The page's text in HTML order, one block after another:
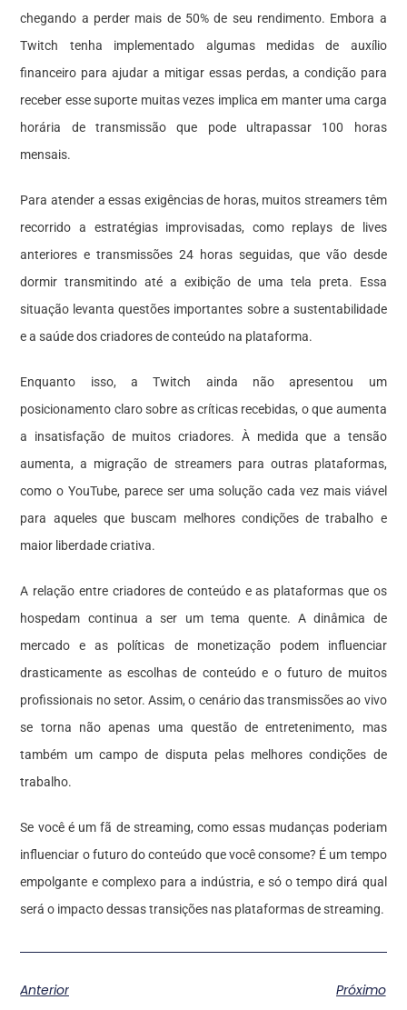
chegando a perder mais de 50% de seu rendimento. Embora a
Twitch tenha implementado algumas medidas de auxílio
financeiro para ajudar a mitigar essas perdas, a condição para
receber esse suporte muitas vezes implica em manter uma carga
horária de transmissão que pode ultrapassar 100 horas
mensais.
Para atender a essas exigências de horas, muitos streamers têm
recorrido a estratégias improvisadas, como replays de lives
anteriores e transmissões 24 horas seguidas, que vão desde
dormir transmitindo até a exibição de uma tela preta. Essa
situação levanta questões importantes sobre a sustentabilidade
e a saúde dos criadores de conteúdo na plataforma.
Enquanto isso, a Twitch ainda não apresentou um
posicionamento claro sobre as críticas recebidas, o que aumenta
a insatisfação de muitos criadores. À medida que a tensão
aumenta, a migração de streamers para outras plataformas,
como o YouTube, parece ser uma solução cada vez mais viável
para aqueles que buscam melhores condições de trabalho e
maior liberdade criativa.
A relação entre criadores de conteúdo e as plataformas que os
hospedam continua a ser um tema quente. A dinâmica de
mercado e as políticas de monetização podem influenciar
drasticamente as escolhas de conteúdo e o futuro de muitos
profissionais no setor. Assim, o cenário das transmissões ao vivo
se torna não apenas uma questão de entretenimento, mas
também um campo de disputa pelas melhores condições de
trabalho.
Se você é um fã de streaming, como essas mudanças poderiam
influenciar o futuro do conteúdo que você consome? É um tempo
empolgante e complexo para a indústria, e só o tempo dirá qual
será o impacto dessas transições nas plataformas de streaming.
Anterior Próximo